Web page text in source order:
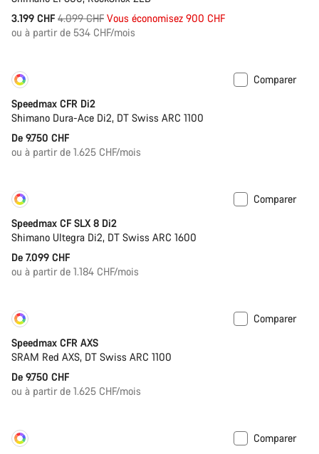
3.199 CHF Prix
4.099 CHF Vous économisez 900 CHF
ou à partir de 534 CHF/mois
Comparer
Speedmax CFR Di2
Shimano Dura-Ace Di2, DT Swiss ARC 1100
De 9.750 CHF
ou à partir de 1.625 CHF/mois
Comparer
Speedmax CF SLX 8 Di2
Shimano Ultegra Di2, DT Swiss ARC 1600
De 7.099 CHF
ou à partir de 1.184 CHF/mois
Comparer
Speedmax CFR AXS
SRAM Red AXS, DT Swiss ARC 1100
De 9.750 CHF
ou à partir de 1.625 CHF/mois
Comparer